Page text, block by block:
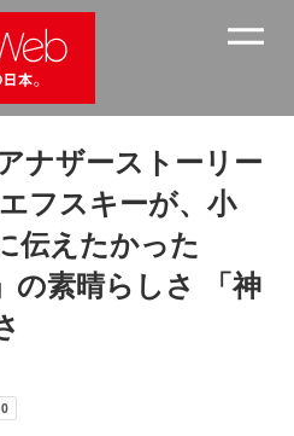
ナザーストーリー
フスキーが、小
伝えたかった
の素晴らしさ 「神